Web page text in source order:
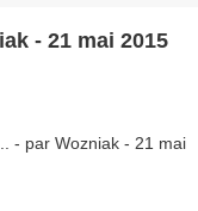
- 21 mai 2015